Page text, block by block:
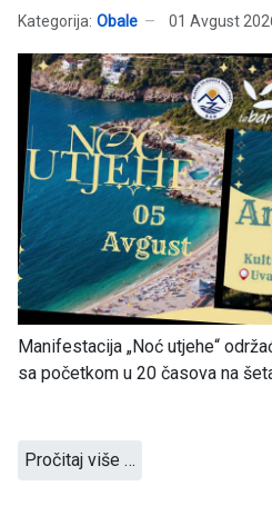
Kategorija: Obale 01 Avgust
Manifestacija „Noć utjehe“
sa početkom u 20 časova na
Pročitaj više …